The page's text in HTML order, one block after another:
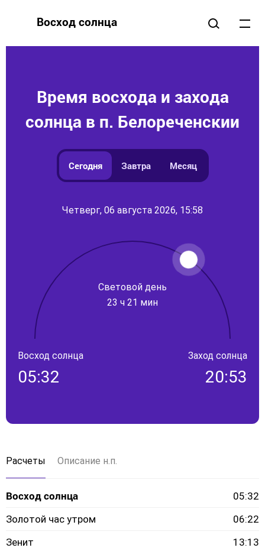
Восход солнца
Время восхода и захода
солнца в п. Белореченскии
Сегодня Завтра Месяц
Четверг, 06 августа 2026, 15:58
Световой день
23 ч 21 мин
Восход солнца
05:32
Заход солнца
20:53
Расчеты Описание н.п.
Восход солнца
05:32
Золотой час утром
06:22
Зенит
13:13